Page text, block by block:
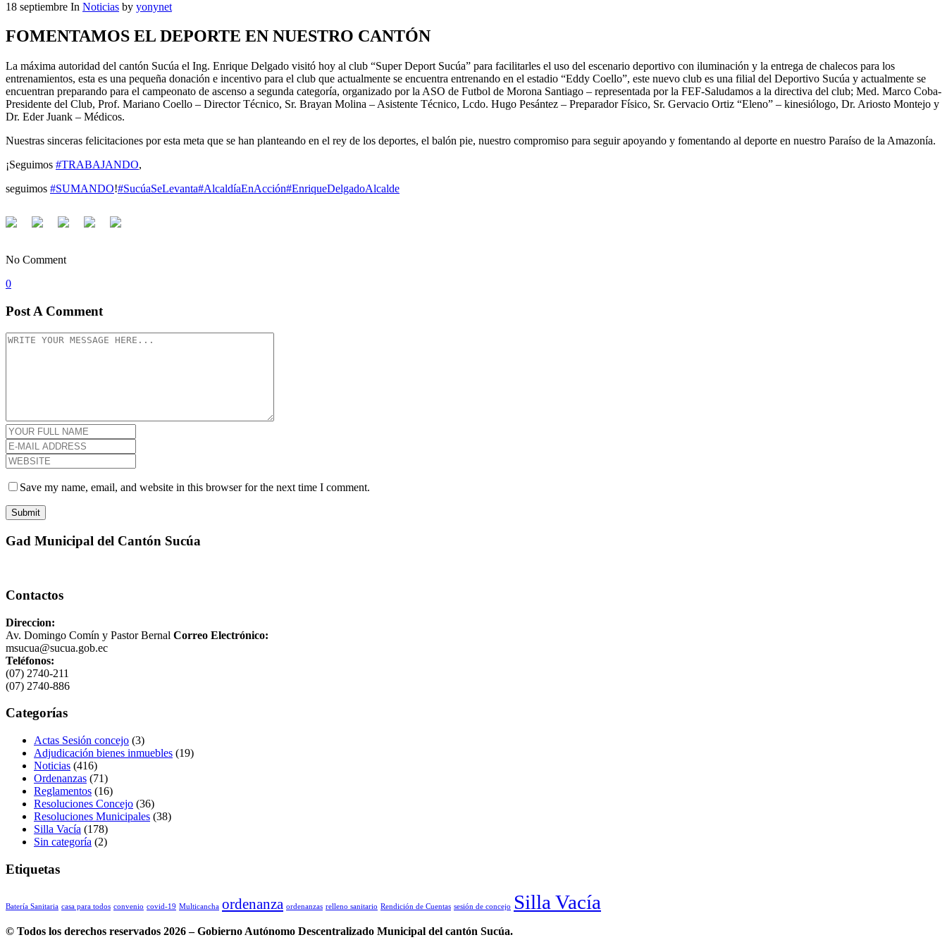
18 septiembre In Noticias by yonynet
FOMENTAMOS EL DEPORTE EN NUESTRO CANTÓN
La máxima autoridad del cantón Sucúa el Ing. Enrique Delgado visitó hoy al club “Super Deport Sucúa” para facilitarles el uso del escenario deportivo con iluminación y la entrega de chalecos para los
entrenamientos, esta es una pequeña donación e incentivo para el club que actualmente se encuentra entrenando en el estadio “Eddy Coello”, este nuevo club es una filial del Deportivo Sucúa y actualmente se
encuentran preparando para el campeonato de ascenso a segunda categoría, organizado por la ASO de Futbol de Morona Santiago – representada por la FEF-Saludamos a la directiva del club; Med. Marco Coba-
Presidente del Club, Prof. Mariano Coello – Director Técnico, Sr. Brayan Molina – Asistente Técnico, Lcdo. Hugo Pesántez – Preparador Físico, Sr. Gervacio Ortiz “Eleno” – kinesiólogo, Dr. Ariosto Montejo y
Dr. Eder Juank – Médicos.
Nuestras sinceras felicitaciones por esta meta que se han planteando en el rey de los deportes, el balón pie, nuestro compromiso para seguir apoyando y fomentando al deporte en nuestro Paraíso de la Amazonía.
¡Seguimos #TRABAJANDO,
seguimos #SUMANDO!#SucúaSeLevanta#AlcaldíaEnAcción#EnriqueDelgadoAlcalde
No Comment
0
Post A Comment
Save my name, email, and website in this browser for the next time I comment.
Gad Municipal del Cantón Sucúa
Contactos
Direccion:
Av. Domingo Comín y Pastor Bernal Correo Electrónico:
msucua@sucua.gob.ec
Teléfonos:
(07) 2740-211
(07) 2740-886
Categorías
Actas Sesión concejo (3)
Adjudicación bienes inmuebles (19)
Noticias (416)
Ordenanzas (71)
Reglamentos (16)
Resoluciones Concejo (36)
Resoluciones Municipales (38)
Silla Vacía (178)
Sin categoría (2)
Etiquetas
Batería Sanitaria casa para todos convenio covid-19 Multicancha ordenanza ordenanzas relleno sanitario Rendición de Cuentas sesión de concejo Silla Vacía
© Todos los derechos reservados 2026 – Gobierno Autónomo Descentralizado Municipal del cantón Sucúa.